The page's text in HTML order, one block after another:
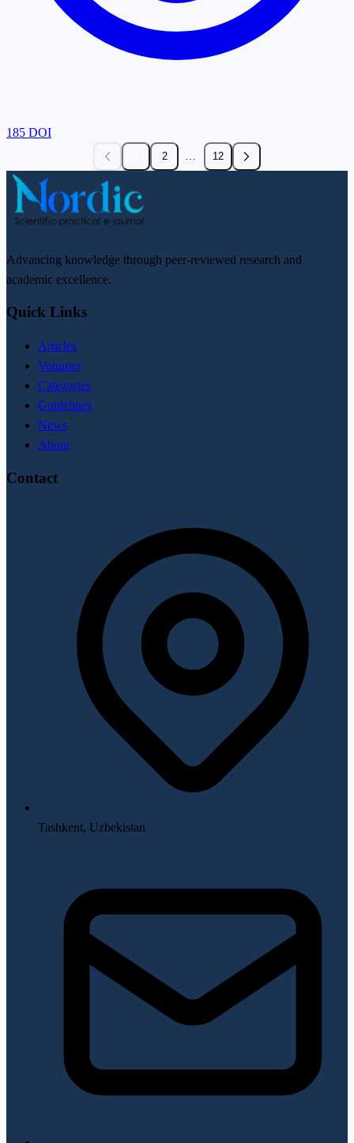
185 DOI
2 12
Advancing knowledge through peer-reviewed research and
academic excellence.
Quick Links
Articles
Volumes
Categories
Guidelines
News
About
Contact
Tashkent, Uzbekistan